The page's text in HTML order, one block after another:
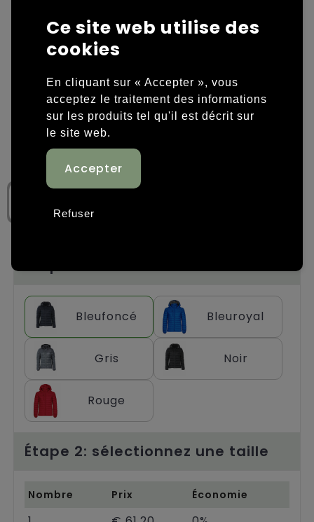
Housses et sacoches ordinateurs portables
Overige tassen
Sacs en papier
Sacs promotionnels
Sacs de voyage
Sacs à dos
Sacs porté épaule
Chariots
Overige kleding
Polos
Sweaters personnalisés
T-shirts personnalisés
Vestes personnalisées
Chaussures personnalisées
Bleufoncé Bleuroyal
Gris Noir
Rouge
Étape 2: sélectionnez une taille
Nombre Prix Économie
Ce site web utilise des
cookies
En cliquant sur « Accepter », vous
acceptez le traitement des informations
sur les produits tel qu'il est décrit sur
le site web.
Refuser